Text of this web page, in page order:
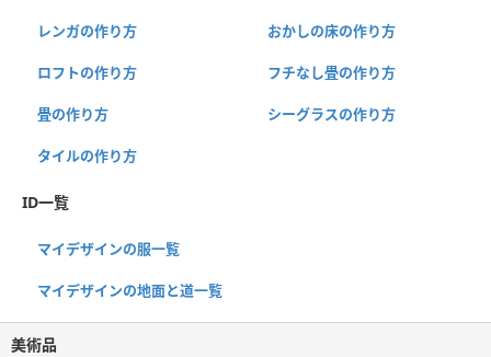
レンガの作り方 おかしの床の作り方
ロフトの作り方 フチなし畳の作り方
畳の作り方 シーグラスの作り方
タイルの作り方
ID一覧
マイデザインの服一覧
マイデザインの地面と道一覧
美術品